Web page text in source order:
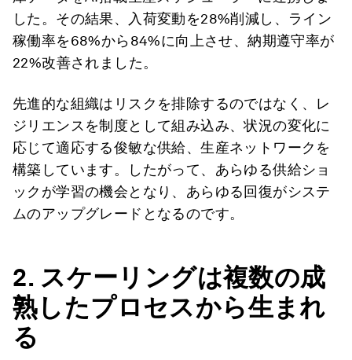
した。その結果、入荷変動を28%削減し、ライン
稼働率を68%から84%に向上させ、納期遵守率が
22%改善されました。
先進的な組織はリスクを排除するのではなく、レ
ジリエンスを制度として組み込み、状況の変化に
応じて適応する俊敏な供給、生産ネットワークを
構築しています。したがって、あらゆる供給ショ
ックが学習の機会となり、あらゆる回復がシステ
ムのアップグレードとなるのです。
2. スケーリングは複数の成
熟したプロセスから生まれ
る